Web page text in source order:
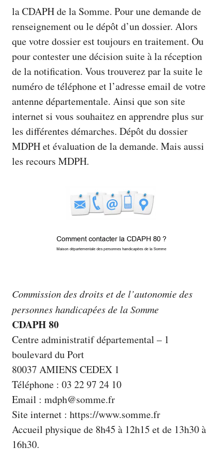
la CDAPH de la Somme. Pour une demande de
renseignement ou le dépôt d’un dossier. Alors
que votre dossier est toujours en traitement. Ou
pour contester une décision suite à la réception
de la notification. Vous trouverez par la suite le
numéro de téléphone et l’adresse email de votre
antenne départementale. Ainsi que son site
internet si vous souhaitez en apprendre plus sur
les différentes démarches. Dépôt du dossier
MDPH et évaluation de la demande. Mais aussi
les recours MDPH.
Commission des droits et de l’autonomie des
personnes handicapées de la Somme
CDAPH 80
Centre administratif départemental – 1
boulevard du Port
80037 AMIENS CEDEX 1
Téléphone : 03 22 97 24 10
Email : mdph@somme.fr
Site internet : https://www.somme.fr
Accueil physique de 8h45 à 12h15 et de 13h30 à
16h30.